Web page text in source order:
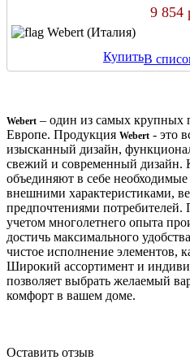
9 854
Webert (Италия)
КупитьВ
Webert – один из самых крупных
Европе. Продукция Webert - это
изысканный дизайн,
свежий и современный дизайн.
объединяют в себе
внешними характеристиками,
предпочтениями потребителей.
учетом многолетнего опыта
достичь максимального
чистое исполнение элементов,
Широкий ассортимент и
позволяет выбрать желаемый
комфорт в вашем доме.
Оставить отзыв